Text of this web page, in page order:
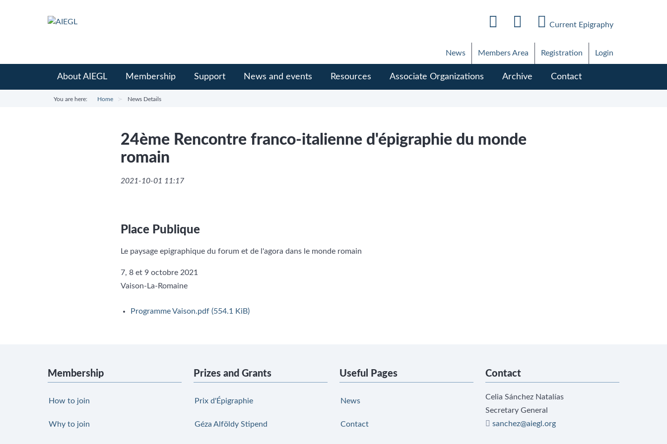
Current Epigraphy
News Members Area Registration Login
About AIEGL Membership Support News and events Resources Associate Organizations Archive Contact
You are here: Home News Details
24ème Rencontre franco-italienne d'épigraphie du monde
romain
2021-10-01 11:17
Place Publique
Le paysage epigraphique du forum et de l'agora dans le monde romain
7, 8 et 9 octobre 2021
Vaison-La-Romaine
Programme Vaison.pdf (554.1 KiB)
Membership
How to join
Why to join
Prizes and Grants
Prix d'Épigraphie
Géza Alföldy Stipend
Useful Pages
News
Contact
Contact
Celia Sánchez Natalías
Secretary General
sanchez@aiegl.org